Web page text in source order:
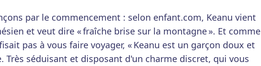
par le commencement : selon enfant.com, Keanu vient
et veut dire « fraîche brise sur la montagne ». Et comme
pas à vous faire voyager, « Keanu est un garçon doux et
Très séduisant et disposant d'un charme discret, qui vous